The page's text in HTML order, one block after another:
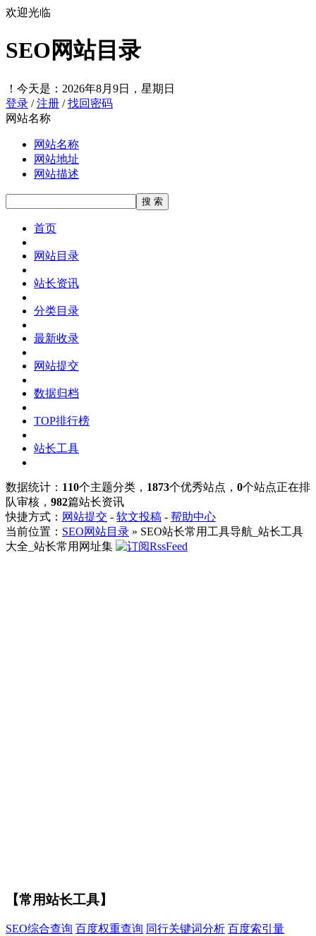
欢迎光临
SEO网站目录
！ 今天是：2026年8月9日，星期日
登录 /注册 /找回密码
网站名称
网站名称
网站地址
网站描述
首页
网站目录
站长资讯
分类目录
最新收录
网站提交
数据归档
TOP排行榜
站长工具
数据统计： 110个主题分类， 1873个优秀站点， 0个站点正在排
队审核， 982篇站长资讯
快捷方式： 网站提交 - 软文投稿 - 帮助中心
当前位置： SEO网站目录 » SEO站长常用工具导航_站长工具
大全_站长常用网址集
【常用站长工具】
SEO综合查询 百度权重查询 同行关键词分析 百度索引量